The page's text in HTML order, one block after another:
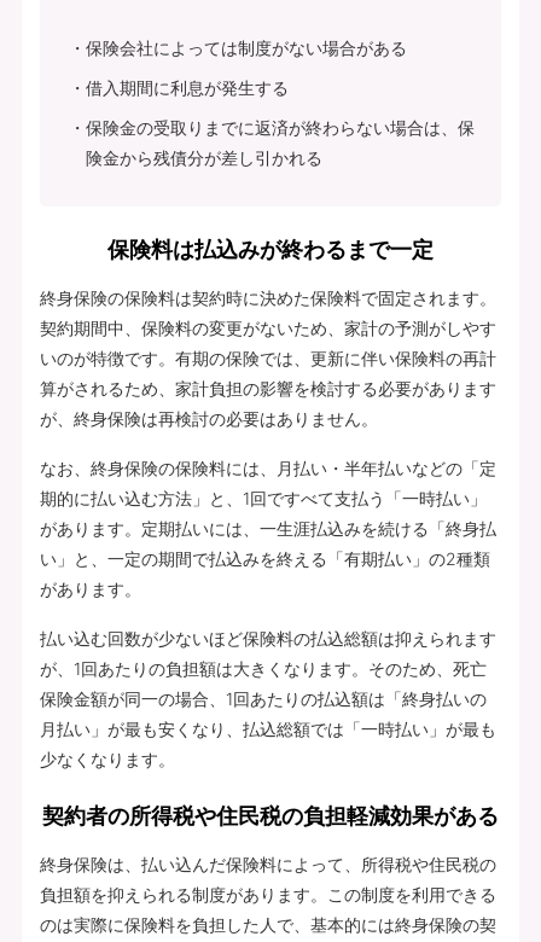
保険会社によっては制度がない場合がある
借入期間に利息が発生する
保険金の受取りまでに返済が終わらない場合は、保
険金から残債分が差し引かれる
保険料は払込みが終わるまで一定
終身保険の保険料は契約時に決めた保険料で固定されます。
契約期間中、保険料の変更がないため、家計の予測がしやす
いのが特徴です。有期の保険では、更新に伴い保険料の再計
算がされるため、家計負担の影響を検討する必要があります
が、終身保険は再検討の必要はありません。
なお、終身保険の保険料には、月払い・半年払いなどの「定
期的に払い込む方法」と、1回ですべて支払う「一時払い」
があります。定期払いには、一生涯払込みを続ける「終身払
い」と、一定の期間で払込みを終える「有期払い」の2種類
があります。
払い込む回数が少ないほど保険料の払込総額は抑えられます
が、1回あたりの負担額は大きくなります。そのため、死亡
保険金額が同一の場合、1回あたりの払込額は「終身払いの
月払い」が最も安くなり、払込総額では「一時払い」が最も
少なくなります。
契約者の所得税や住民税の負担軽減効果がある
終身保険は、払い込んだ保険料によって、所得税や住民税の
負担額を抑えられる制度があります。この制度を利用できる
のは実際に保険料を負担した人で、基本的には終身保険の契